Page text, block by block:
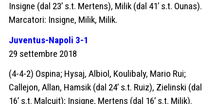
Insigne (dal 23’ s.t. Mertens), Milik (dal 41’ s.t. Ounas).
Marcatori: Insigne, Milik, Milik.
Juventus-Napoli 3-1
29 settembre 2018
(4-4-2) Ospina; Hysaj, Albiol, Koulibaly, Mario Rui;
Callejon, Allan, Hamsik (dal 24’ s.t. Ruiz), Zielinski (dal
16’ s.t. Malcuit); Insigne, Mertens (dal 16’ s.t. Milik).